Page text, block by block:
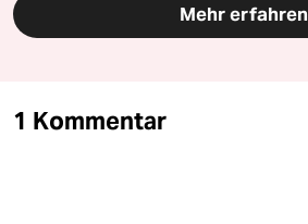
Mehr erfahren
1 Kommentar